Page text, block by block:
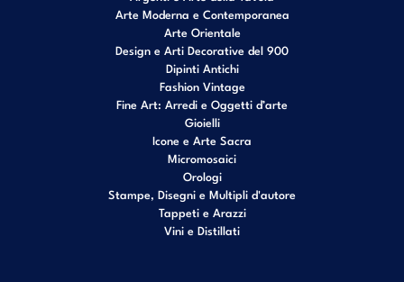
Arte Moderna e Contemporanea
Arte Orientale
Design e Arti Decorative del 900
Dipinti Antichi
Fashion Vintage
Fine Art: Arredi e Oggetti d’arte
Gioielli
Icone e Arte Sacra
Micromosaici
Orologi
Stampe, Disegni e Multipli d'autore
Tappeti e Arazzi
Vini e Distillati